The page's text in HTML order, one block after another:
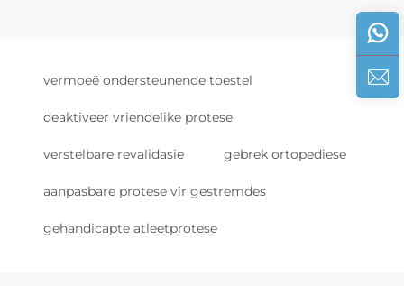
vermoeë ondersteunende toestel
deaktiveer vriendelike protese
verstelbare revalidasie gebrek ortopediese
aanpasbare protese vir gestremdes
gehandicapte atleetprotese